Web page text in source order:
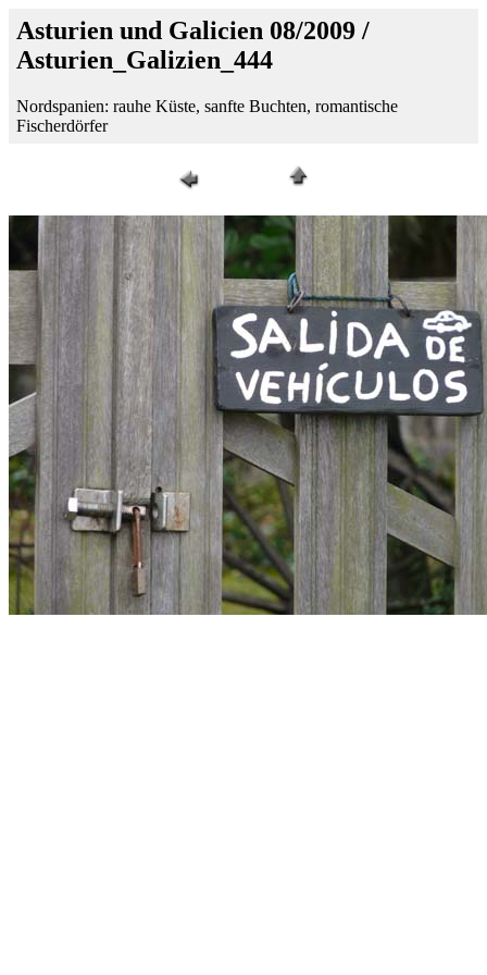
Asturien und Galicien 08/2009 /
Asturien_Galizien_444
Nordspanien: rauhe Küste, sanfte Buchten, romantische
Fischerdörfer